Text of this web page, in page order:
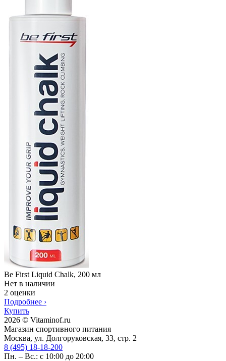
Be First Liquid Chalk, 200 мл
Нет в наличии
2 оценки
Подробнее ›
Купить
2026 © Vitaminof.ru
Магазин спортивного питания
Москва, ул. Долгоруковская, 33, стр. 2
8 (495) 18-18-200
Пн. – Вс.: с 10:00 до 20:00